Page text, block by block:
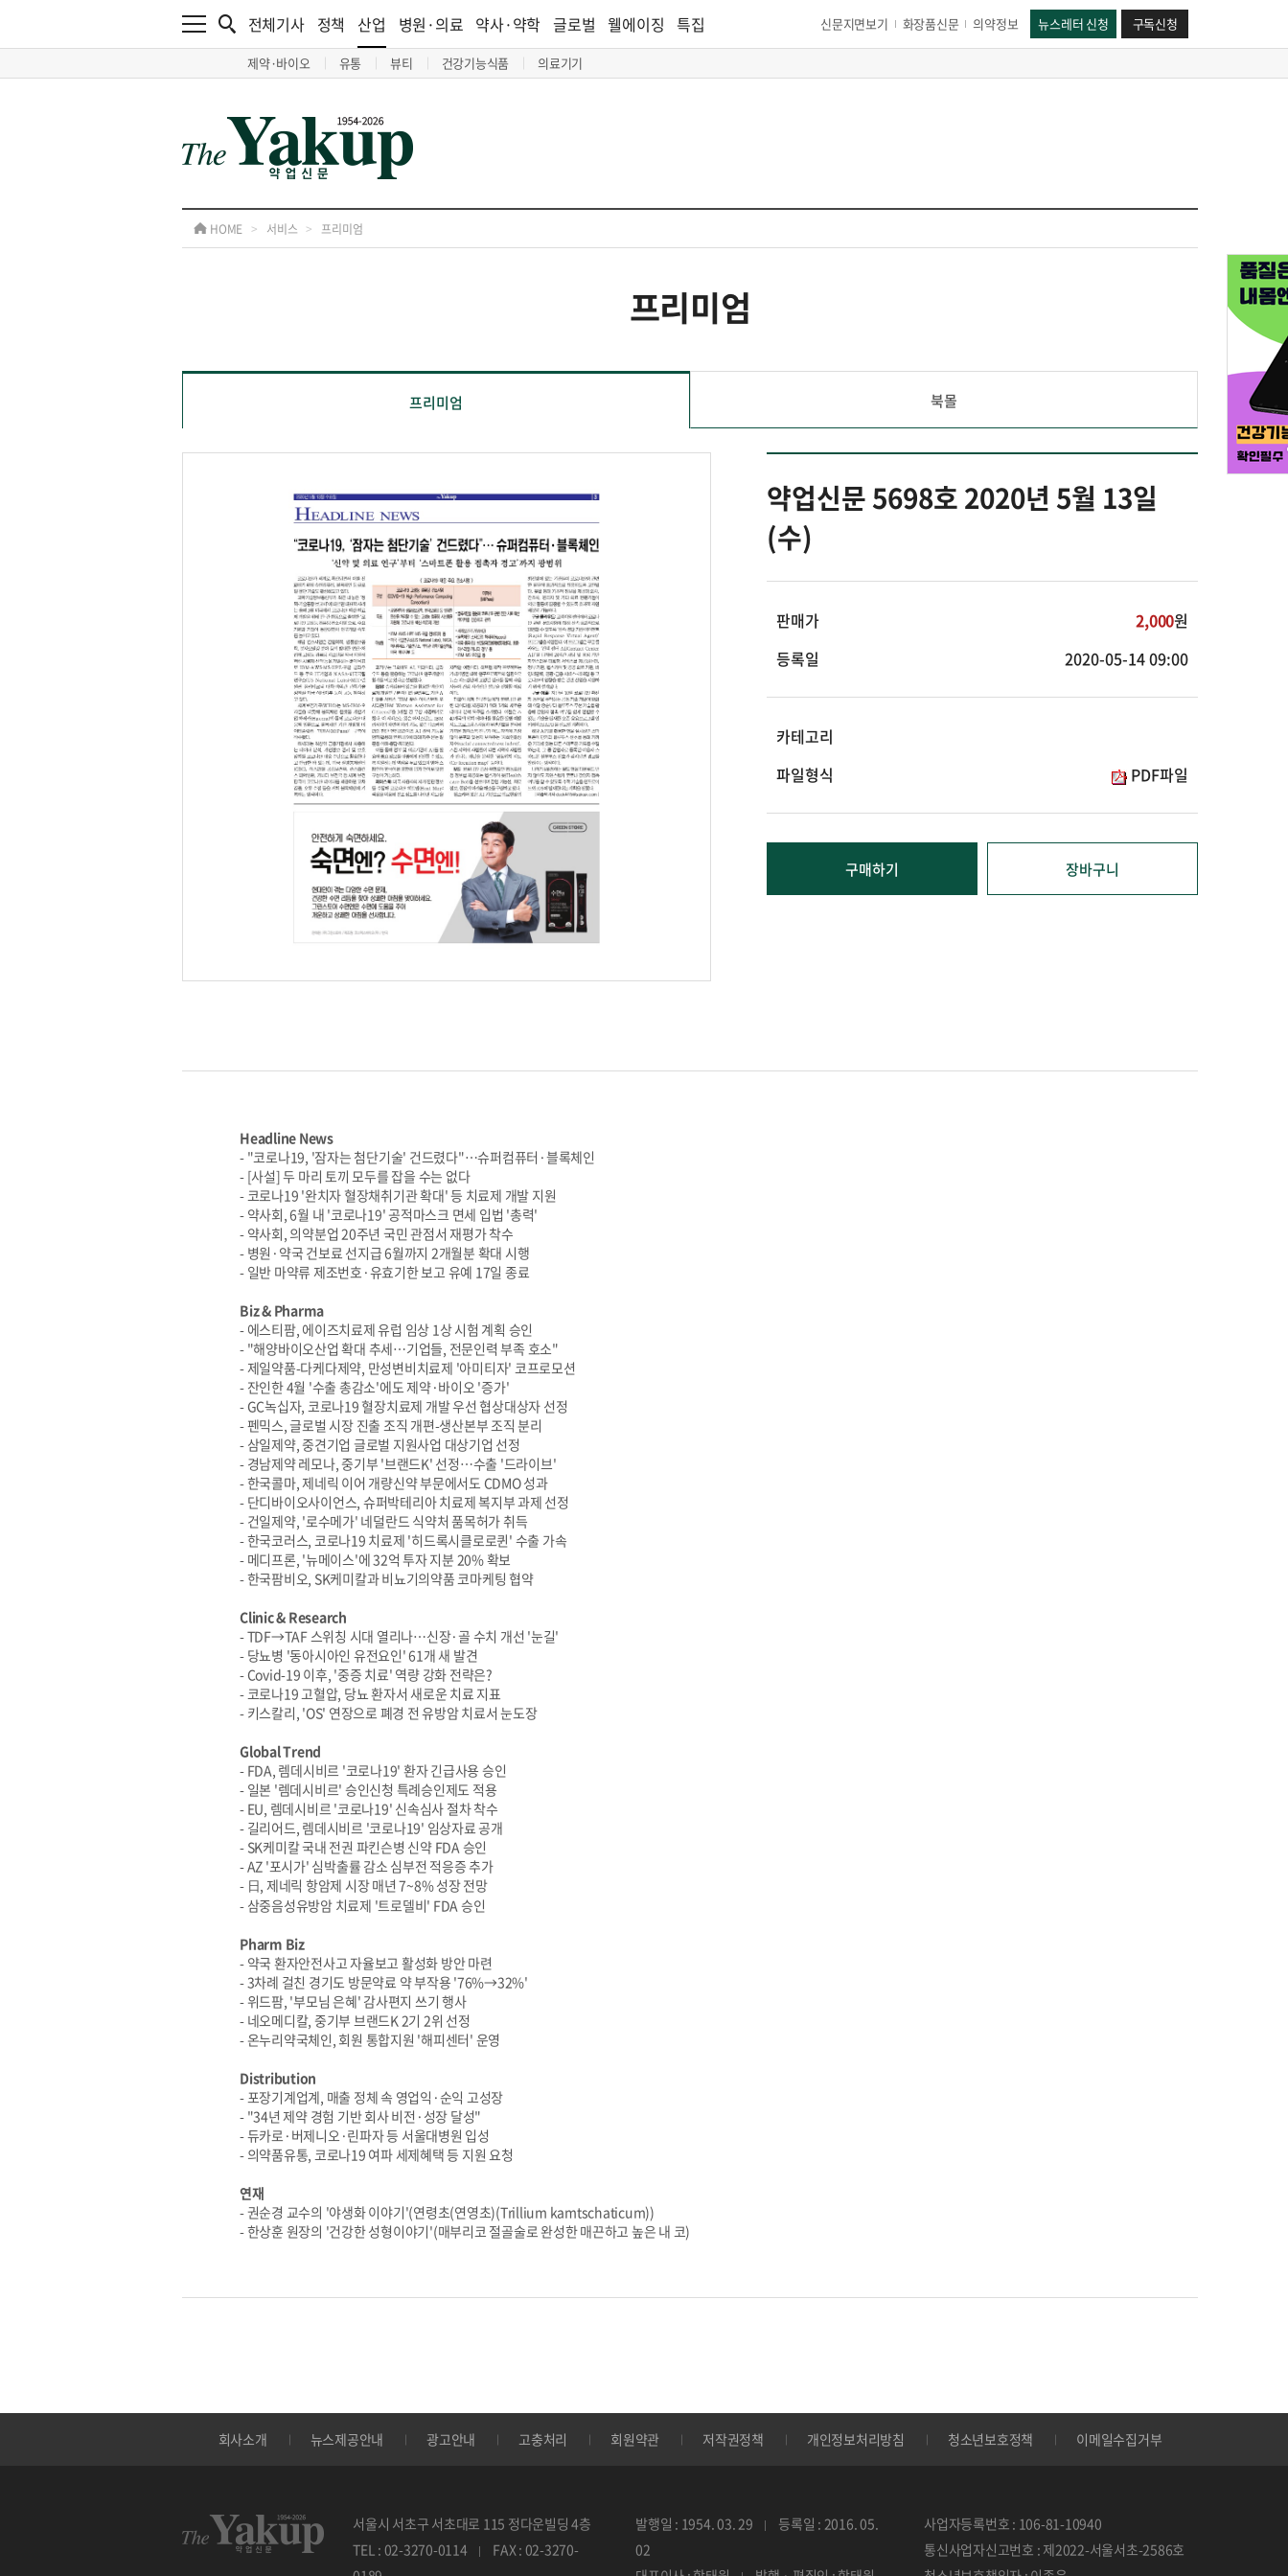
전체기사 정책 산업
제약·바이오 유통 뷰티 건강기능식품 의료기기
병원·의료 약사·약학 글로벌 웰에이징 특집 신문지면보기 화장품신문 의약정보 뉴스레터 신청 구독신청
HOME > 서비스 > 프리미엄
프리미엄
프리미엄 북몰
약업신문 5698호 2020년 5월 13일
(수)
판매가 2,000원
등록일
2020-05-14 09:00
카테고리
파일형식
PDF파일
구매하기 장바구니
Headline News
- "코로나19, '잠자는 첨단기술' 건드렸다"…슈퍼컴퓨터·블록체인
- [사설] 두 마리 토끼 모두를 잡을 수는 없다
- 코로나19 '완치자 혈장채취기관 확대' 등 치료제 개발 지원
- 약사회, 6월 내 '코로나19' 공적마스크 면세 입법 '총력'
- 약사회, 의약분업 20주년 국민 관점서 재평가 착수
- 병원·약국 건보료 선지급 6월까지 2개월분 확대 시행
- 일반 마약류 제조번호·유효기한 보고 유예 17일 종료
Biz & Pharma
- 에스티팜, 에이즈치료제 유럽 임상 1상 시험 계획 승인
- "해양바이오산업 확대 추세…기업들, 전문인력 부족 호소"
- 제일약품-다케다제약, 만성변비치료제 '아미티자' 코프로모션
- 잔인한 4월 '수출 총감소'에도 제약·바이오 '증가'
- GC녹십자, 코로나19 혈장치료제 개발 우선 협상대상자 선정
- 펜믹스, 글로벌 시장 진출 조직 개편-생산본부 조직 분리
- 삼일제약, 중견기업 글로벌 지원사업 대상기업 선정
- 경남제약 레모나, 중기부 '브랜드K' 선정…수출 '드라이브'
- 한국콜마, 제네릭 이어 개량신약 부문에서도 CDMO 성과
- 단디바이오사이언스, 슈퍼박테리아 치료제 복지부 과제 선정
- 건일제약, '로수메가' 네덜란드 식약처 품목허가 취득
- 한국코러스, 코로나19 치료제 '히드록시클로로퀸' 수출 가속
- 메디프론, '뉴메이스'에 32억 투자 지분 20% 확보
- 한국팜비오, SK케미칼과 비뇨기의약품 코마케팅 협약
Clinic & Research
- TDF→TAF 스위칭 시대 열리나…신장·골 수치 개선 '눈길'
- 당뇨병 '동아시아인 유전요인' 61개 새 발견
- Covid-19 이후, '중증 치료' 역량 강화 전략은?
- 코로나19 고혈압, 당뇨 환자서 새로운 치료 지표
- 키스칼리, 'OS' 연장으로 폐경 전 유방암 치료서 눈도장
Global Trend
- FDA, 렘데시비르 '코로나19' 환자 긴급사용 승인
- 일본 '렘데시비르' 승인신청 특례승인제도 적용
- EU, 렘데시비르 '코로나19' 신속심사 절차 착수
- 길리어드, 렘데시비르 '코로나19' 임상자료 공개
- SK케미칼 국내 전권 파킨슨병 신약 FDA 승인
- AZ '포시가' 심박출률 감소 심부전 적응증 추가
- 日, 제네릭 항암제 시장 매년 7~8% 성장 전망
- 삼중음성유방암 치료제 '트로델비' FDA 승인
Pharm Biz
- 약국 환자안전사고 자율보고 활성화 방안 마련
- 3차례 걸친 경기도 방문약료 약 부작용 '76%→32%'
- 위드팜, '부모님 은혜' 감사편지 쓰기 행사
- 네오메디칼, 중기부 브랜드K 2기 2위 선정
- 온누리약국체인, 회원 통합지원 '해피센터' 운영
Distribution
- 포장기계업계, 매출 정체 속 영업익·순익 고성장
- "34년 제약 경험 기반 회사 비전·성장 달성"
- 듀카로·버제니오·린파자 등 서울대병원 입성
- 의약품유통, 코로나19 여파 세제혜택 등 지원 요청
연재
- 권순경 교수의 '야생화 이야기'(연령초(연영초)(Trillium kamtschaticum))
- 한상훈 원장의 '건강한 성형이야기'(매부리코 절골술로 완성한 매끈하고 높은 내 코)
회사소개 뉴스제공안내 광고안내 고충처리 회원약관 저작권정책 개인정보처리방침 청소년보호정책 이메일수집거부
서울시 서초구 서초대로 115 정다운빌딩 4층
TEL : 02-3270-0114
FAX : 02-3270-
발행일 : 1954. 03. 29
등록일 : 2016. 05.
02
사업자등록번호 : 106-81-10940
통신사업자신고번호 : 제2022-서울서초-2586호